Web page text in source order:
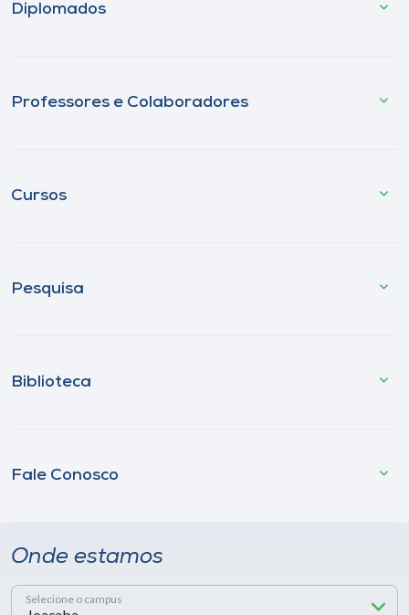
Diplomados
Professores e Colaboradores
Cursos
Pesquisa
Biblioteca
Fale Conosco
Onde estamos
Selecione o campus